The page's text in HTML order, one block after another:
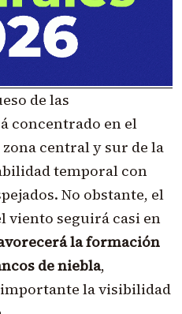
de las
concentrado en el
central y sur de la
temporal con
No obstante, el
viento seguirá casi en
la formación
de niebla,
la visibilidad